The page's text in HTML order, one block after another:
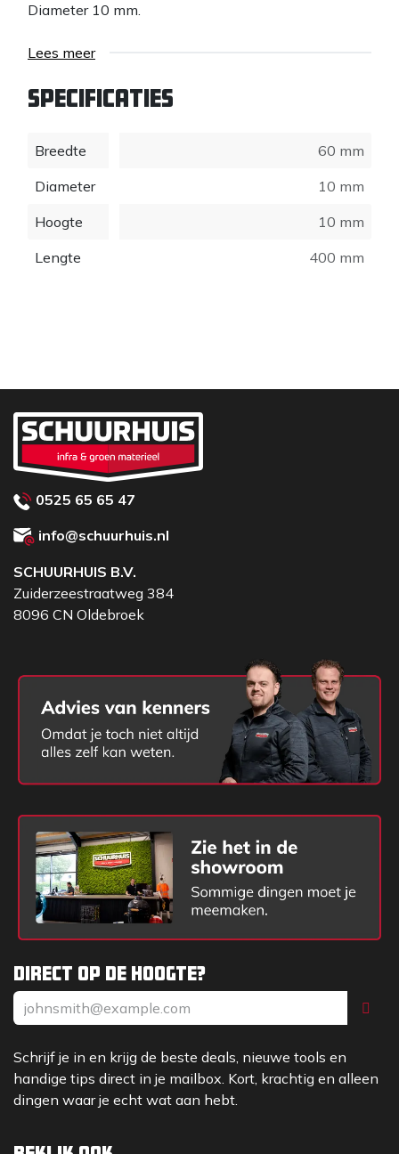
Diameter 10 mm.
Lees meer
Specificaties
Breedte
60 mm
Diameter
10 mm
Hoogte
10 mm
Lengte
400 mm
Direct op de hoogte?
Schrijf je in en krijg de beste deals, nieuwe tools en
handige tips direct in je mailbox. Kort, krachtig en alleen
dingen waar je echt wat aan hebt.
0525 65 65 47
info@schuurhuis.nl
SCHUURHUIS B.V.
Zuiderzeestraatweg 384
8096 CN Oldebroek